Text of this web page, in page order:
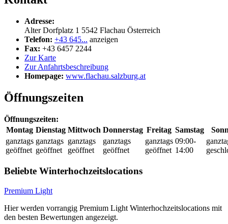
Adresse:
Alter Dorfplatz 1 5542 Flachau Österreich
Telefon: +43 645... anzeigen
Fax: +43 6457 2244
Zur Karte
Zur Anfahrtsbeschreibung
Homepage: www.flachau.salzburg.at
Öffnungszeiten
Öffnungszeiten:
Montag Dienstag Mittwoch Donnerstag Freitag Samstag
ganztags
geöffnet
ganztags
geöffnet
ganztags
geöffnet
ganztags
geöffnet
ganztags
geöffnet
09:00-
14:00
Beliebte Winterhochzeitslocations
Premium Light
Hier werden vorrangig Premium Light Winterhochzeitslocations mit
den besten Bewertungen angezeigt.